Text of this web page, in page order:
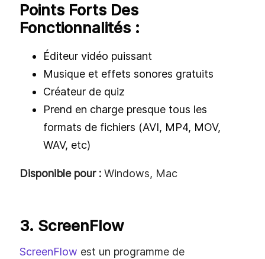
Points Forts Des
Fonctionnalités :
Éditeur vidéo puissant
Musique et effets sonores gratuits
Créateur de quiz
Prend en charge presque tous les
formats de fichiers (AVI, MP4, MOV,
WAV, etc)
Disponible pour : Windows, Mac
3. ScreenFlow
ScreenFlow est un programme de